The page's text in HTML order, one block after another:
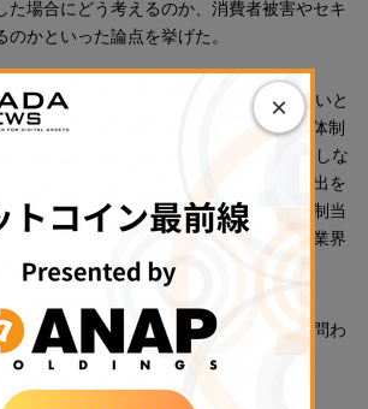
た場合にどう考えるのか、消費者被害やセキ
のかといった論点を挙げた。
は伝統金融の発想だけでは整理しきれないと
TradFi）では、責任者を置き、内部管理体制
なる。しかし、DeFiでは同じ発想が機能しな
は、利用者の財産を守り、不正な資金流出を
的は同じだとしつつ、「金融庁などの規制当
ても、全然追いつかない」と述べ、広く業界
あるとした。
の市場で、事業者は何をすべきなのかが問わ
×